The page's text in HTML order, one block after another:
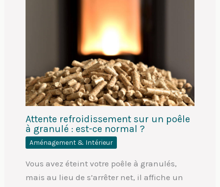
Attente refroidissement sur un poêle
à granulé : est-ce normal ?
Aménagement & Intérieur
Vous avez éteint votre poêle à granulés,
mais au lieu de s’arrêter net, il affiche un